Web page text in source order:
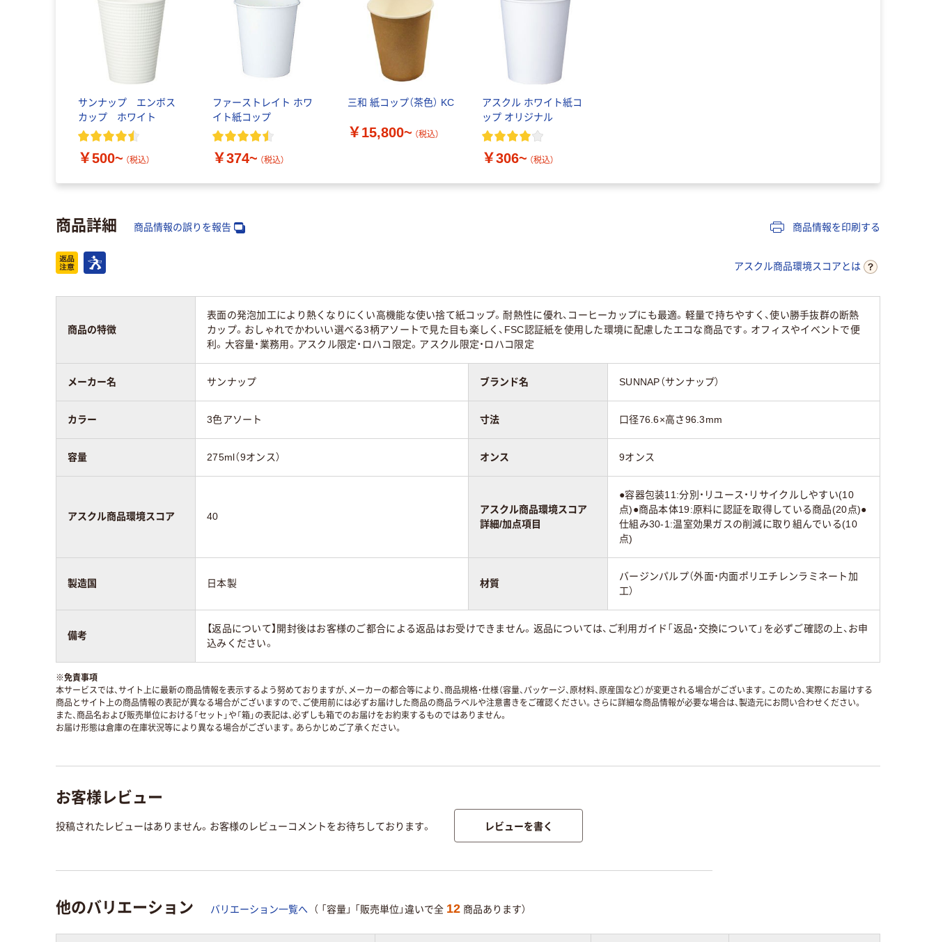
サンナップ エンボス
カップ ホワイト
￥500~ （税込）
ファーストレイト ホワ
イト紙コップ
￥374~ （税込）
三和 紙コップ（茶色） KC
￥15,800~ （税込）
アスクル ホワイト紙コ
ップ オリジナル
￥306~ （税込）
商品詳細 商品情報の誤りを報告 商品情報を印刷する
アスクル商品環境スコアとは
商品の特徴
表面の発泡加工により熱くなりにくい高機能な使い捨て紙コップ。耐熱性に優れ、コーヒーカップにも最適。軽量で持ちやすく、使い勝手抜群の断熱
カップ。おしゃれでかわいい選べる3柄アソートで見た目も楽しく、FSC認証紙を使用した環境に配慮したエコな商品です。オフィスやイベントで便
利。大容量・業務用。アスクル限定・ロハコ限定。アスクル限定・ロハコ限定
メーカー名 サンナップ ブランド名 SUNNAP（サンナップ）
カラー 3色アソート 寸法 口径76.6×高さ96.3mm
容量 275ml（9オンス） オンス 9オンス
アスクル商品環境スコア 40
アスクル商品環境スコア
詳細/加点項目
●容器包装11:分別・リユース・リサイクルしやすい(10
点)●商品本体19:原料に認証を取得している商品(20点)●
仕組み30-1:温室効果ガスの削減に取り組んでいる(10
点)
製造国 日本製 材質
バージンパルプ（外面・内面ポリエチレンラミネート加
工）
備考
【返品について】開封後はお客様のご都合による返品はお受けできません。返品については、ご利用ガイド「返品・交換について」を必ずご確認の上、お申
込みください。
※免責事項
本サービスでは、サイト上に最新の商品情報を表示するよう努めておりますが、メーカーの都合等により、商品規格・仕様（容量、パッケージ、原材料、原産国など）が変更される場合がございます。このため、実際にお届けする
商品とサイト上の商品情報の表記が異なる場合がございますので、ご使用前には必ずお届けした商品の商品ラベルや注意書きをご確認ください。さらに詳細な商品情報が必要な場合は、製造元にお問い合わせください。
また、商品名および販売単位における「セット」や「箱」の表記は、必ずしも箱でのお届けをお約束するものではありません。
お届け形態は倉庫の在庫状況等により異なる場合がございます。あらかじめご了承ください。
お客様レビュー
投稿されたレビューはありません。お客様のレビューコメントをお待ちしております。 レビューを書く
他のバリエーション バリエーション一覧へ （ 「容量」 「販売単位」違いで全 12 商品あります）